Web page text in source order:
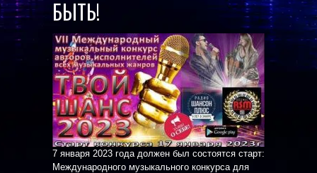
БЫТЬ!
7 января 2023 года должен был состоятся старт:
Международного музыкального конкурса для